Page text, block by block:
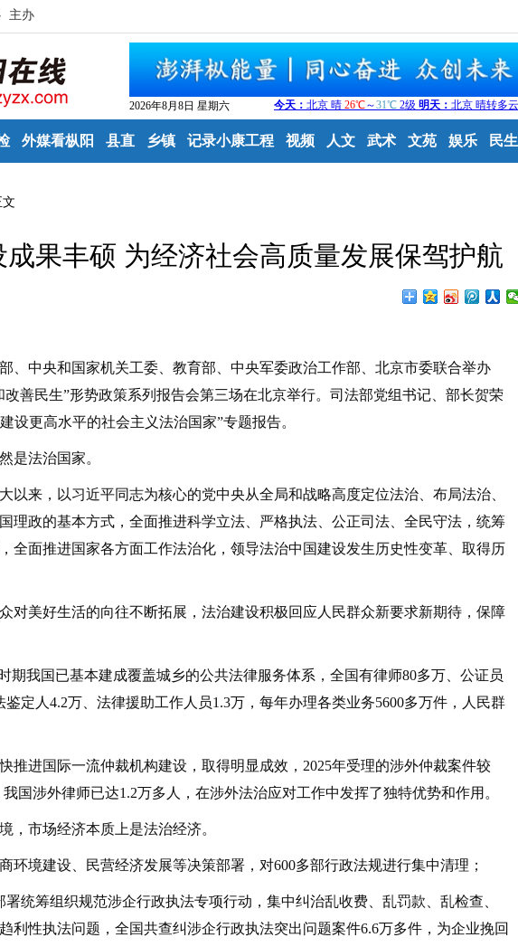
主办
2026年8月8日 星期六
外媒看枞阳 县直 乡镇 记录小康工程 视频 人文 武术 文苑 娱乐 民生
文
果丰硕 为经济社会高质量发展保驾护航
中央和国家机关工委、教育部、中央军委政治工作部、北京市委联合举办
改善民生”形势政策系列报告会第三场在北京举行。司法部党组书记、部长贺荣
设更高水平的社会主义法治国家”专题报告。
法治国家。
来，以习近平同志为核心的党中央从全局和战略高度定位法治、布局法治、
理政的基本方式，全面推进科学立法、严格执法、公正司法、全民守法，统筹
全面推进国家各方面工作法治化，领导法治中国建设发生历史性变革、取得历
美好生活的向往不断拓展，法治建设积极回应人民群众新要求新期待，保障
我国已基本建成覆盖城乡的公共法律服务体系，全国有律师80多万、公证员
鉴定人4.2万、法律援助工作人员1.3万，每年办理各类业务5600多万件，人民群
进国际一流仲裁机构建设，取得明显成效，2025年受理的涉外仲裁案件较
我国涉外律师已达1.2万多人，在涉外法治应对工作中发挥了独特优势和作用。
市场经济本质上是法治经济。
境建设、民营经济发展等决策部署，对600多部行政法规进行集中清理；
筹组织规范涉企行政执法专项行动，集中纠治乱收费、乱罚款、乱检查、
利性执法问题，全国共查纠涉企行政执法突出问题案件6.6万多件，为企业挽回